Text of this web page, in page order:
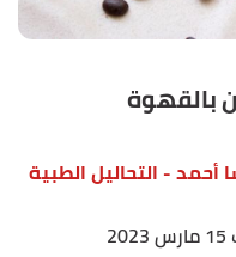
بالقهوة
أحمد- التحاليل الطبية